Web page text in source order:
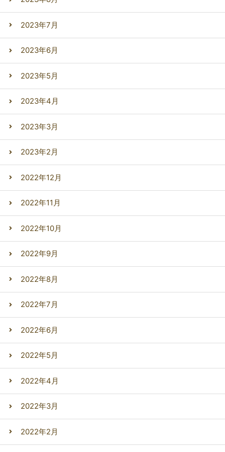
2023年7月
2023年6月
2023年5月
2023年4月
2023年3月
2023年2月
2022年12月
2022年11月
2022年10月
2022年9月
2022年8月
2022年7月
2022年6月
2022年5月
2022年4月
2022年3月
2022年2月